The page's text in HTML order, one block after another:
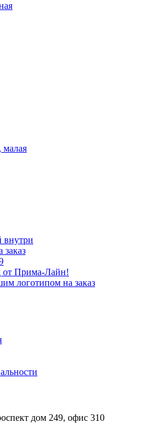
малая
внутри
от Прима-Лайн!
логотипом на заказ
дом 249, офис 310